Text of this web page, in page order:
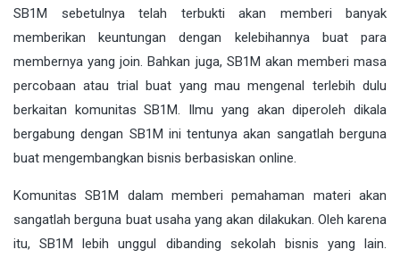
SB1M sebetulnya telah terbukti akan memberi banyak
memberikan keuntungan dengan kelebihannya buat para
membernya yang join. Bahkan juga, SB1M akan memberi masa
percobaan atau trial buat yang mau mengenal terlebih dulu
berkaitan komunitas SB1M. Ilmu yang akan diperoleh dikala
bergabung dengan SB1M ini tentunya akan sangatlah berguna
buat mengembangkan bisnis berbasiskan online.
Komunitas SB1M dalam memberi pemahaman materi akan
sangatlah berguna buat usaha yang akan dilakukan. Oleh karena
itu, SB1M lebih unggul dibanding sekolah bisnis yang lain.